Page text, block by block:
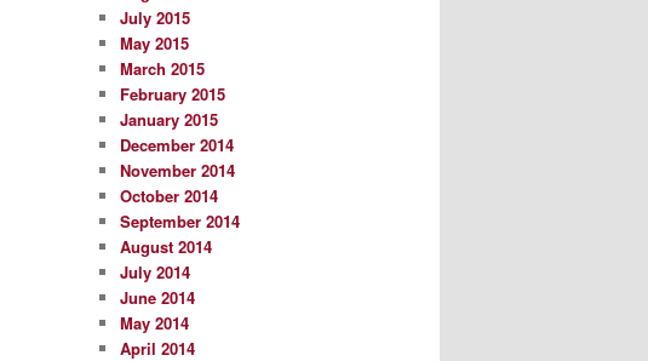
July 2015
May 2015
March 2015
February 2015
January 2015
December 2014
November 2014
October 2014
September 2014
August 2014
July 2014
June 2014
May 2014
April 2014